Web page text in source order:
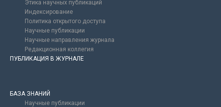
Этика научных публикаций
Индексирование
Политика открытого доступа
Научные публикации
Научные направления журнала
Редакционная коллегия
ПУБЛИКАЦИЯ В ЖУРНАЛЕ
БАЗА ЗНАНИЙ
Научные публикации